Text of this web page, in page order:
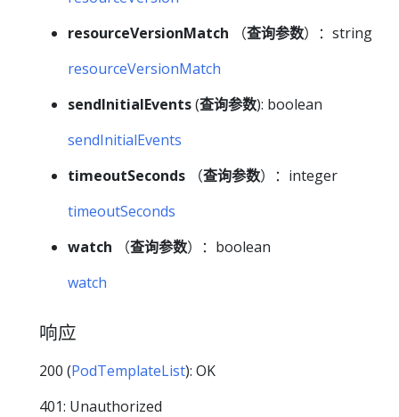
resourceVersionMatch （查询参数）：string
resourceVersionMatch
sendInitialEvents(查询参数): boolean
sendInitialEvents
timeoutSeconds （查询参数）：integer
timeoutSeconds
watch （查询参数）：boolean
watch
响应
200 (PodTemplateList): OK
401: Unauthorized